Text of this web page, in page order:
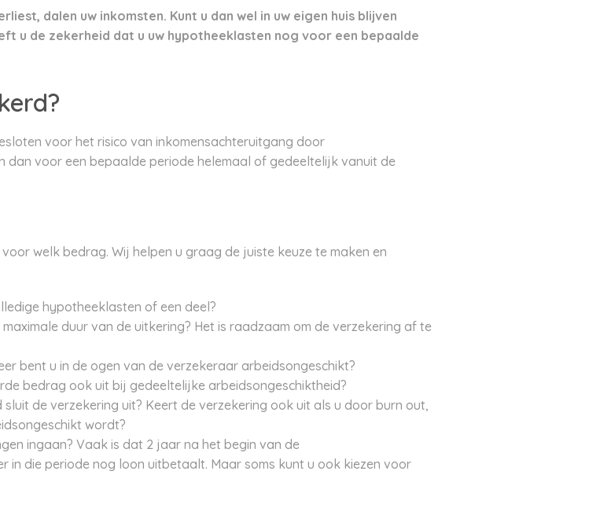
dalen uw inkomsten. Kunt u dan wel in uw eigen huis blijven
u de zekerheid dat u uw hypotheeklasten nog voor een bepaalde
voor het risico van inkomensachteruitgang door
dan voor een bepaalde periode helemaal of gedeeltelijk vanuit de
welk bedrag. Wij helpen u graag de juiste keuze te maken en
hypotheeklasten of een deel?
duur van de uitkering? Het is raadzaam om de verzekering af te
bent u in de ogen van de verzekeraar arbeidsongeschikt?
bedrag ook uit bij gedeeltelijke arbeidsongeschiktheid?
de verzekering uit? Keert de verzekering ook uit als u door burn out,
wordt?
ingaan? Vaak is dat 2 jaar na het begin van de
in die periode nog loon uitbetaalt. Maar soms kunt u ook kiezen voor